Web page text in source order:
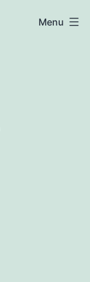
Menu